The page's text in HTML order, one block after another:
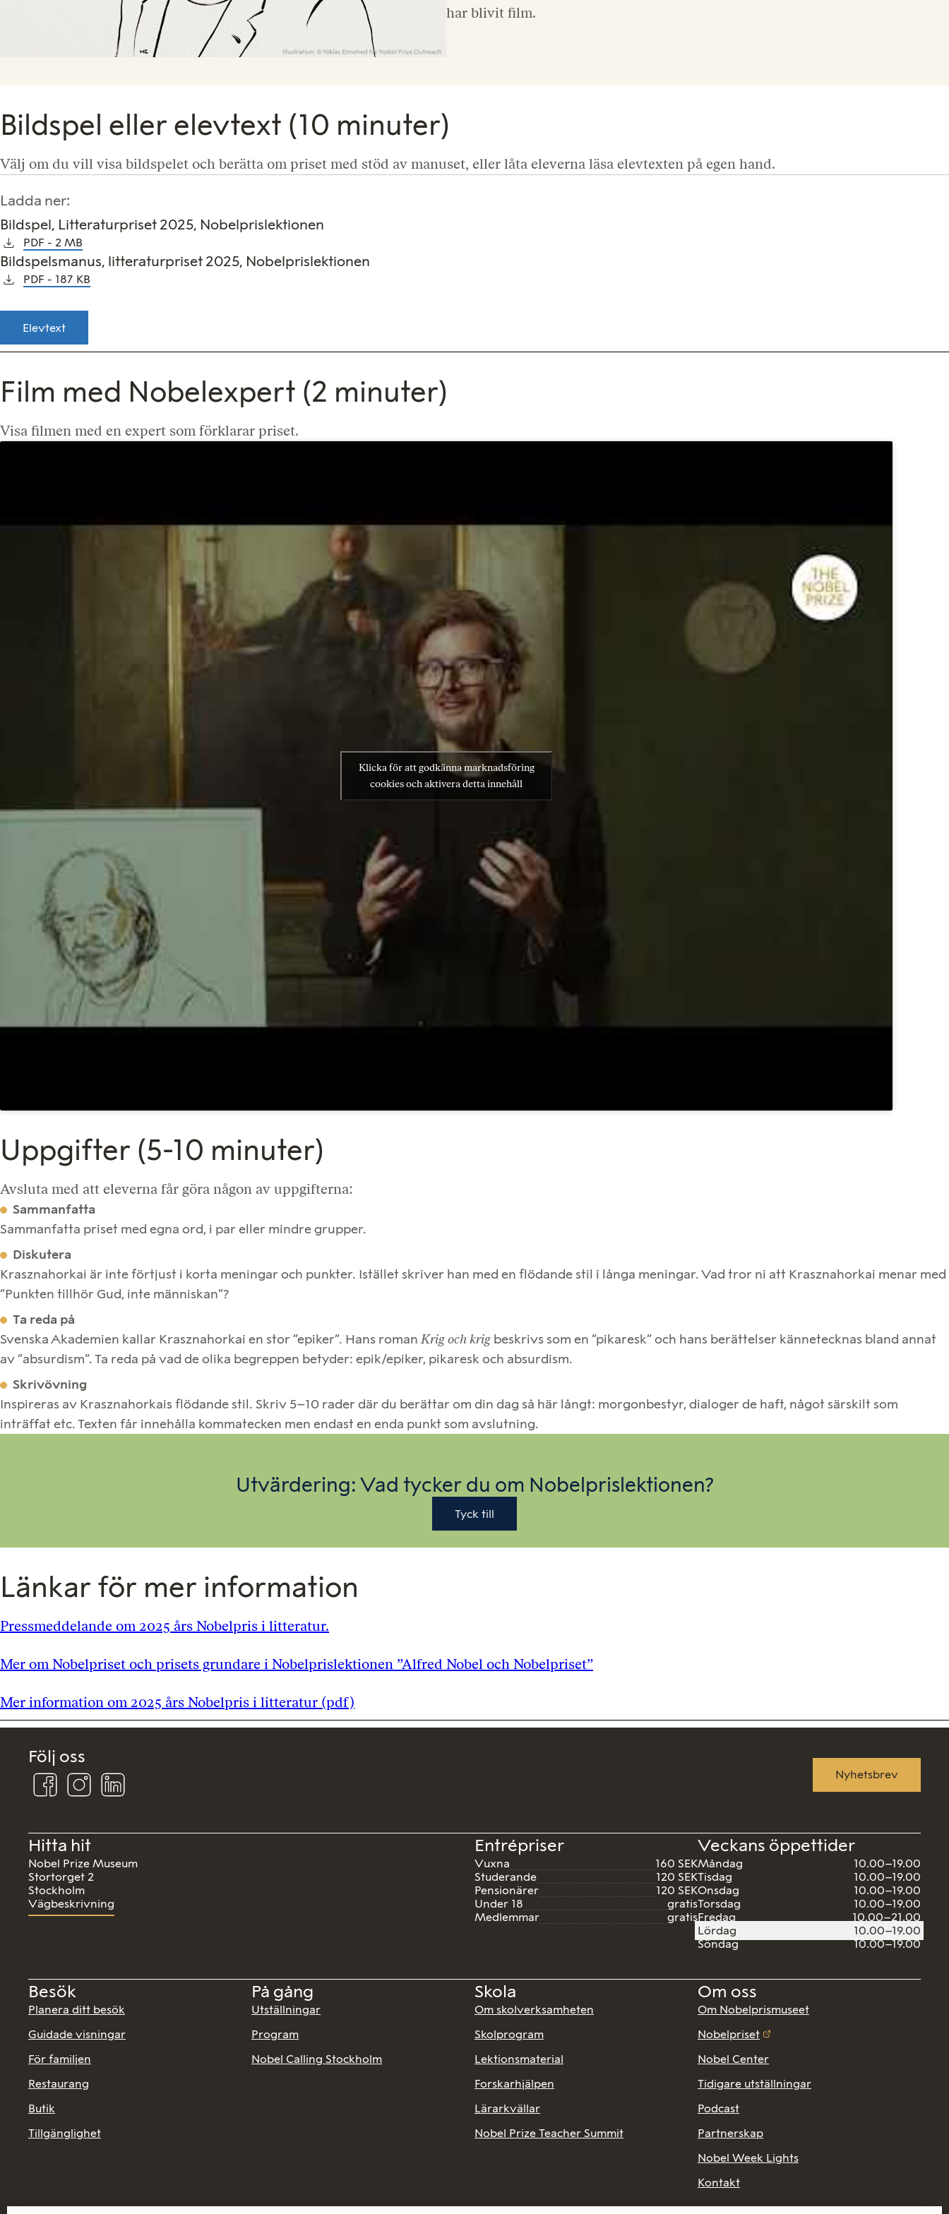
har blivit film.
Bildspel eller elevtext (10 minuter)
Välj om du vill visa bildspelet och berätta om priset med stöd av manuset, eller låta eleverna läsa elevtexten på egen hand.
Ladda ner:
Bildspel, Litteraturpriset 2025, Nobelprislektionen
PDF 2 MB
Bildspelsmanus, litteraturpriset 2025, Nobelprislektionen
PDF 187 KB
Elevtext
Film med Nobelexpert (2 minuter)
Visa filmen med en expert som förklarar priset.
Klicka för att godkänna marknadsföring
cookies och aktivera detta innehåll
Uppgifter (5-10 minuter)
Avsluta med att eleverna får göra någon av uppgifterna:
Sammanfatta
Sammanfatta priset med egna ord, i par eller mindre grupper.
Diskutera
Krasznahorkai är inte förtjust i korta meningar och punkter. Istället skriver han med en flödande stil i långa meningar. Vad tror ni att Krasznahorkai menar med
”Punkten tillhör Gud, inte människan”?
Ta reda på
Svenska Akademien kallar Krasznahorkai en stor ”epiker”. Hans roman Krig och krig beskrivs som en ”pikaresk” och hans berättelser kännetecknas bland annat
av ”absurdism”. Ta reda på vad de olika begreppen betyder: epik/epiker, pikaresk och absurdism.
Skrivövning
Inspireras av Krasznahorkais flödande stil. Skriv 5–10 rader där du berättar om din dag så här långt: morgonbestyr, dialoger de haft, något särskilt som
inträffat etc. Texten får innehålla kommatecken men endast en enda punkt som avslutning.
Utvärdering: Vad tycker du om Nobelprislektionen?
Tyck till
Länkar för mer information
Pressmeddelande om 2025 års Nobelpris i litteratur.
Mer om Nobelpriset och prisets grundare i Nobelprislektionen ”Alfred Nobel och Nobelpriset”
Mer information om 2025 års Nobelpris i litteratur (pdf)
Följ oss
Följ
oss
på
Följ
på
Nyhetsbrev
Hitta hit
Nobel Prize Museum
Stortorget 2
Stockholm
Vägbeskrivning
Entrépriser
Vuxna
160 SEK
Studerande
120 SEK
Pensionärer
120 SEK
Under 18
gratis
Medlemmar
gratis
Veckans öppettider
Måndag
10.00–19.00
Tisdag
10.00–19.00
Onsdag
10.00–19.00
Torsdag
10.00–19.00
Fredag
10.00–21.00
Lördag
10.00–19.00
Söndag
10.00–19.00
Besök
Planera ditt besök
Guidade visningar
För familjen
Restaurang
Butik
Tillgänglighet
På gång
Utställningar
Program
Nobel Calling Stockholm
Skola
Om skolverksamheten
Skolprogram
Lektionsmaterial
Forskarhjälpen
Lärarkvällar
Nobel Prize Teacher Summit
Om oss
Om Nobelprismuseet
Nobelpriset
Nobel Center
Tidigare utställningar
Podcast
Partnerskap
Nobel Week Lights
Kontakt